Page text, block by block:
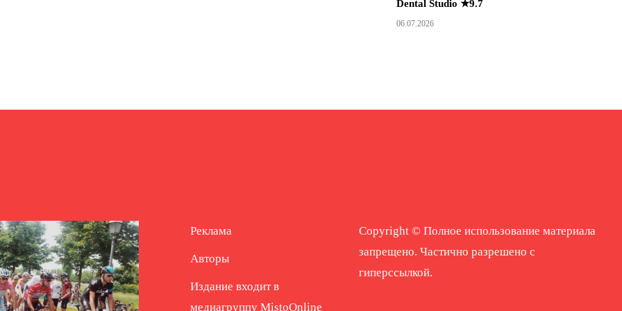
Dental Studio ★9.7
06.07.2026
Реклама
Авторы
Издание входит в
медиагруппу MistoOnline
Copyright © Полное использование материала
запрещено. Частично разрешено с
гиперссылкой.